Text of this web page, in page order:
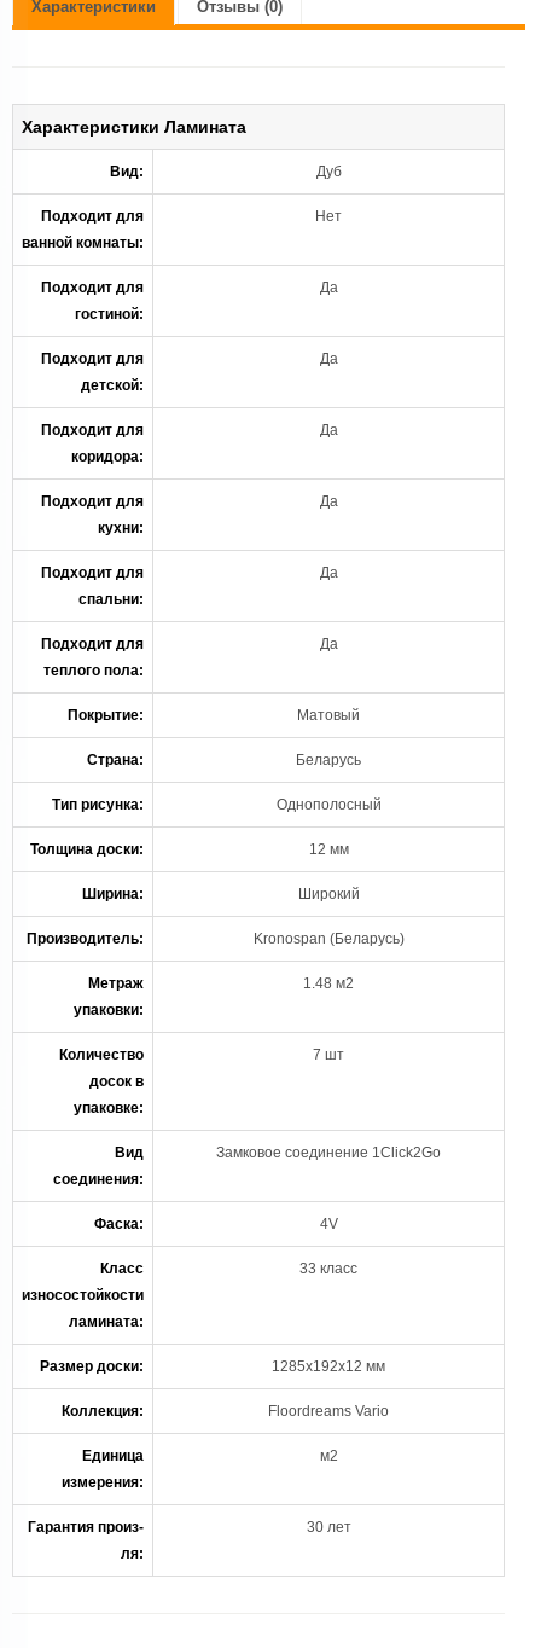
Характеристики Отзывы (0)
Характеристики Ламината
Вид: Дуб
Подходит для
ванной комнаты:
Нет
Подходит для
гостиной:
Да
Подходит для
детской:
Да
Подходит для
коридора:
Да
Подходит для
кухни:
Да
Подходит для
спальни:
Да
Подходит для
теплого пола:
Да
Покрытие: Матовый
Страна: Беларусь
Тип рисунка: Однополосный
Толщина доски: 12 мм
Ширина: Широкий
Производитель: Kronospan (Беларусь)
Метраж
упаковки:
1.48 м2
Количество
досок в
упаковке:
7 шт
Вид
соединения:
Замковое соединение 1Click2Go
Фаска: 4V
Класс
износостойкости
ламината:
33 класс
Размер доски: 1285х192х12 мм
Коллекция: Floordreams Vario
Единица
измерения:
м2
Гарантия произ-
ля:
30 лет